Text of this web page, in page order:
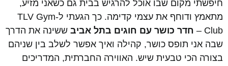
חיפשתי מקום שבו אוכל להרגיש בבית גם כשאני מזיע,
מתאמץ ודוחף את עצמי קדימה. כך הגעתי ל-TLV Gym
Club –
חדר כושר עם חוגים בתל אביב ששינה את הדרך
שבה אני תופס כושר, קהילה ואיך אפשר לשלב בין שניהם
בצורה הכי טבעית שיש. האווירה החברתית, המדריכים